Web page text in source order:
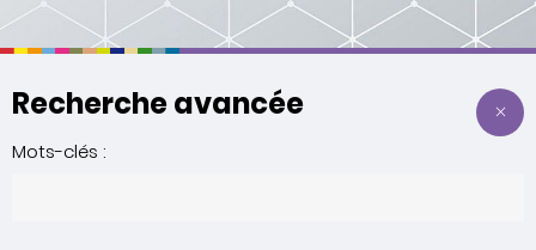
Recherche avancée
Mots-clés :